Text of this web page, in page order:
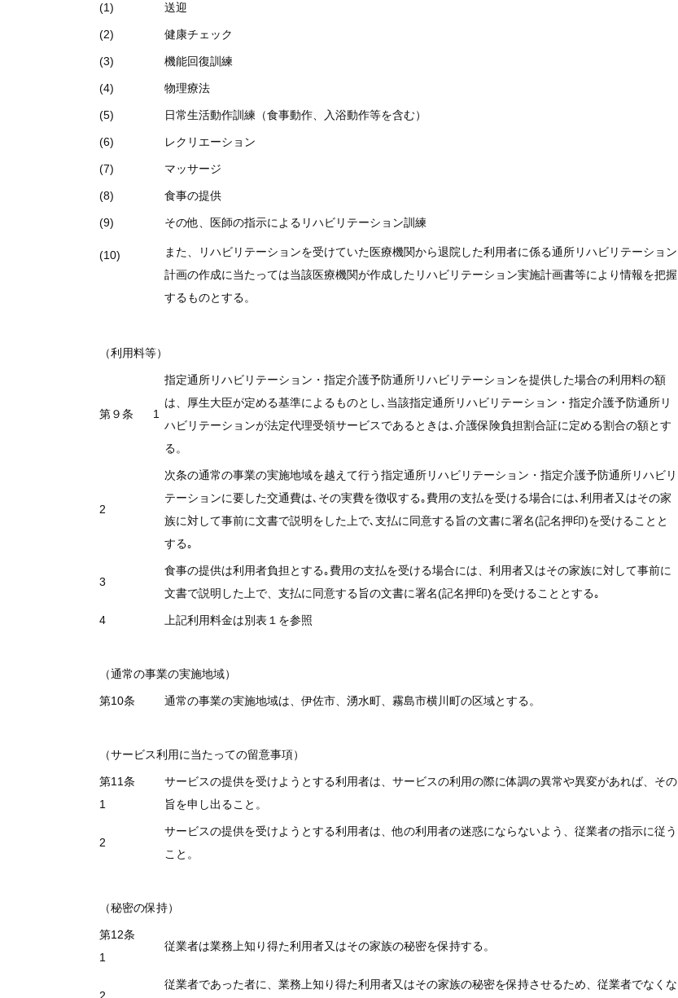
(1) 送迎
(2) 健康チェック
(3) 機能回復訓練
(4) 物理療法
(5) 日常生活動作訓練（食事動作、入浴動作等を含む）
(6) レクリエーション
(7) マッサージ
(8) 食事の提供
(9) その他、医師の指示によるリハビリテーション訓練
(10)
また、リハビリテーションを受けていた医療機関から退院した利用者に係る通所リハビリテーション
計画の作成に当たっては当該医療機関が作成したリハビリテーション実施計画書等により情報を把握
するものとする。
（利用料等）
第９条 1
指定通所リハビリテーション・指定介護予防通所リハビリテーションを提供した場合の利用料の額
は、厚生大臣が定める基準によるものとし､当該指定通所リハビリテーション・指定介護予防通所リ
ハビリテーションが法定代理受領サービスであるときは､介護保険負担割合証に定める割合の額とす
る。
2
次条の通常の事業の実施地域を越えて行う指定通所リハビリテーション・指定介護予防通所リハビリ
テーションに要した交通費は､その実費を徴収する｡費用の支払を受ける場合には､利用者又はその家
族に対して事前に文書で説明をした上で､支払に同意する旨の文書に署名(記名押印)を受けることと
する｡
3
食事の提供は利用者負担とする｡費用の支払を受ける場合には、利用者又はその家族に対して事前に
文書で説明した上で、支払に同意する旨の文書に署名(記名押印)を受けることとする｡
4 上記利用料金は別表１を参照
（通常の事業の実施地域）
第10条 通常の事業の実施地域は、伊佐市、湧水町、霧島市横川町の区域とする。
（サービス利用に当たっての留意事項）
第11条
1
サービスの提供を受けようとする利用者は、サービスの利用の際に体調の異常や異変があれば、その
旨を申し出ること。
2
サービスの提供を受けようとする利用者は、他の利用者の迷惑にならないよう、従業者の指示に従う
こと。
（秘密の保持）
第12条
1
従業者は業務上知り得た利用者又はその家族の秘密を保持する。
従業者であった者に、業務上知り得た利用者又はその家族の秘密を保持させるため、従業者でなくな